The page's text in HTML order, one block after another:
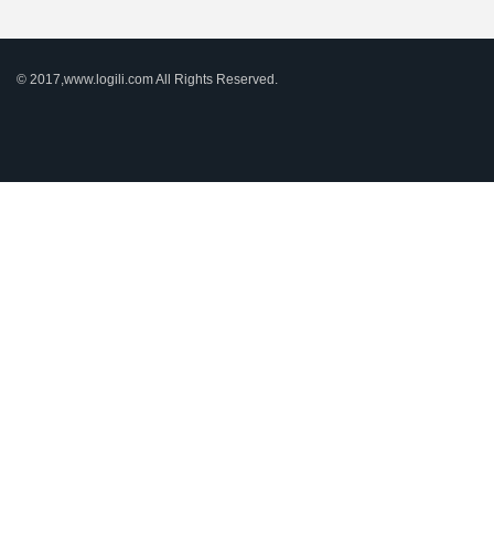
© 2017,www.logili.com All Rights Reserved.